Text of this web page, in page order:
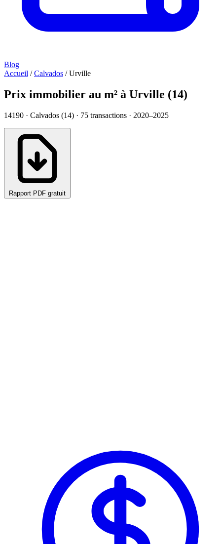
Blog
Accueil / Calvados / Urville
Prix immobilier au m² à Urville (14)
14190 · Calvados (14) · 75 transactions · 2020–2025
Rapport PDF gratuit